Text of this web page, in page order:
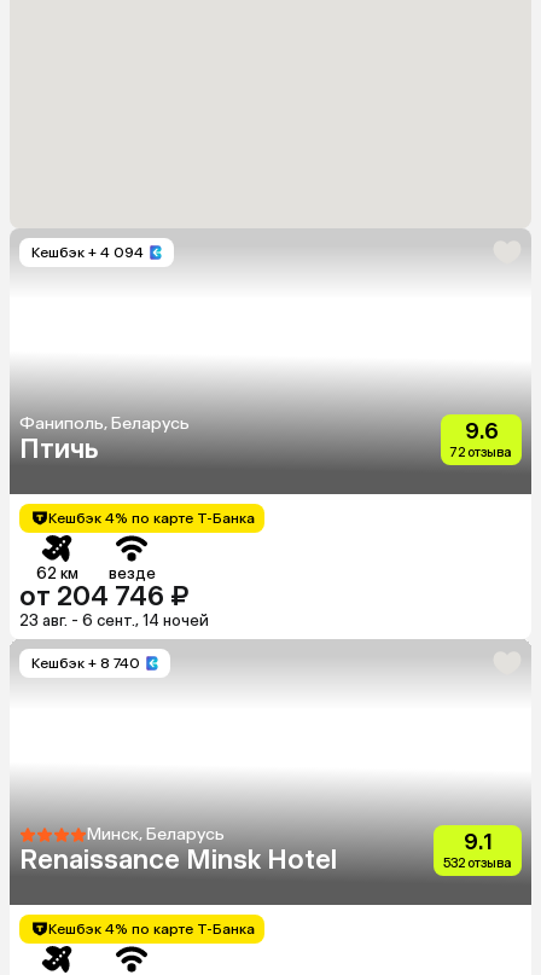
Кешбэк + 4 094
Фаниполь, Беларусь
Птичь
9.6
72 отзыва
Кешбэк 4% по карте Т-Банка
62 км везде
от 204 746 ₽
23 авг. - 6 сент., 14 ночей
Кешбэк + 8 740
Минск, Беларусь
Renaissance Minsk Hotel
9.1
532 отзыва
Кешбэк 4% по карте Т-Банка